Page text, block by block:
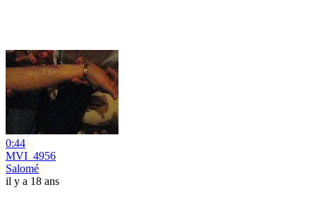
0:44
MVI_4956
Salomé
il y a 18 ans